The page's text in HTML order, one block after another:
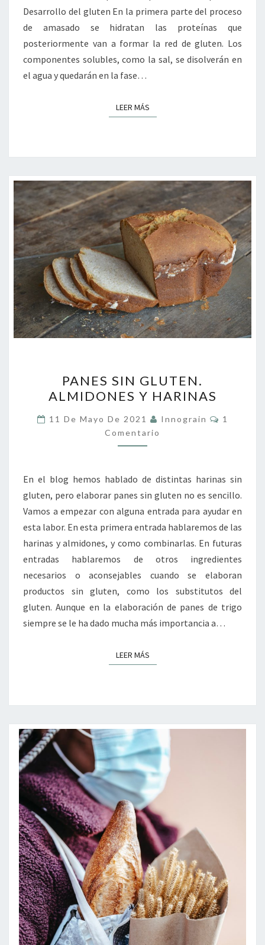
Desarrollo del gluten En la primera parte del proceso
de amasado se hidratan las proteínas que
posteriormente van a formar la red de gluten. Los
componentes solubles, como la sal, se disolverán en
el agua y quedarán en la fase…
LEER MÁSLEER MÁS
SIN
GLUTEN.
ALMIDONES
Y
HARINAS
PANES SIN GLUTEN.
ALMIDONES Y HARINAS
11 De Mayo De 2021 Innograin
1
Comentario
En el blog hemos hablado de distintas harinas sin
gluten, pero elaborar panes sin gluten no es sencillo.
Vamos a empezar con alguna entrada para ayudar en
esta labor. En esta primera entrada hablaremos de las
harinas y almidones, y como combinarlas. En futuras
entradas hablaremos de otros ingredientes
necesarios o aconsejables cuando se elaboran
productos sin gluten, como los substitutos del
gluten. Aunque en la elaboración de panes de trigo
siempre se le ha dado mucha más importancia a…
LEER MÁSLEER MÁS